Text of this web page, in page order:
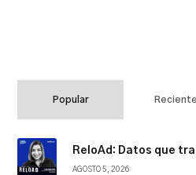
Popular Reciente
ReloAd: Datos que
AGOSTO 5, 2026